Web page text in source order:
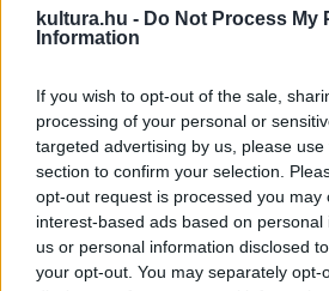
kultura.hu - Do Not Process My
Information
If you wish to opt-out of the sale,
processing of your personal or
targeted advertising by us, please
section to confirm your selection.
opt-out request is processed you may
interest-based ads based on
us or personal information disclosed
your opt-out. You may separately opt-
romot, Komarovo felbolydult. Az
szentül hiszik ugyanis, hogy azóta
kereszteket. Mások hívták a
Bobkov bemutatta a számlát, hogy
önkormányzattól vette meg az
kölcsönt vettem fel, fizettem az
engedélyért, minden törvényes" -